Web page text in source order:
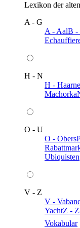
Lexikon der
A - G
A - AalB -
H - N
H -
Machorka
O - U
O - Obers
Ubiquisten
V - Z
V -
YachtZ -
Vokabular